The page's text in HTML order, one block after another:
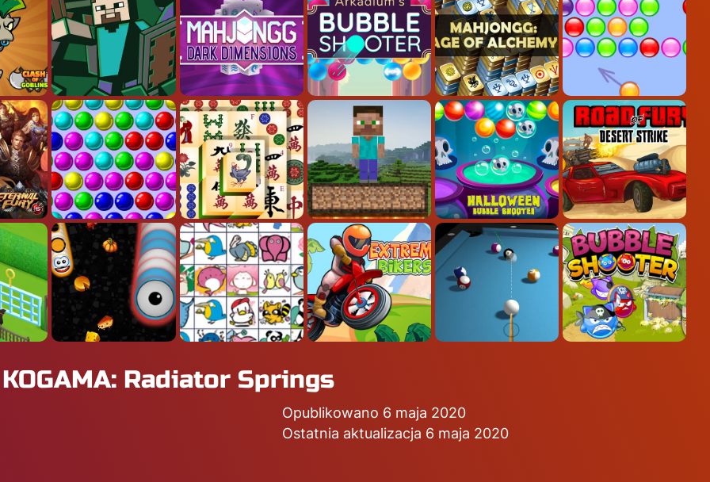
Radiator Springs
Opublikowano 6 maja 2020
Ostatnia aktualizacja 6 maja 2020